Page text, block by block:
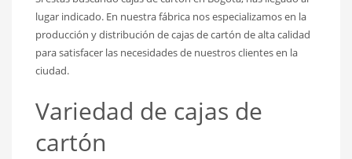
lugar indicado. En nuestra fábrica nos especializamos en la
producción y distribución de cajas de cartón de alta calidad
para satisfacer las necesidades de nuestros clientes en la
ciudad.
Variedad de cajas de
cartón